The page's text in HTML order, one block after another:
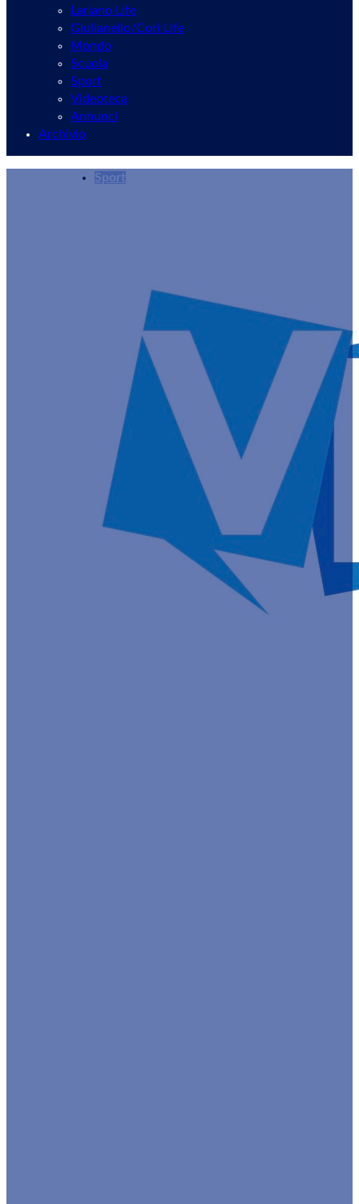
Lariano Life
Giulianello/Cori Life
Mondo
Scuola
Sport
Videoteca
Annunci
Archivio
Sport